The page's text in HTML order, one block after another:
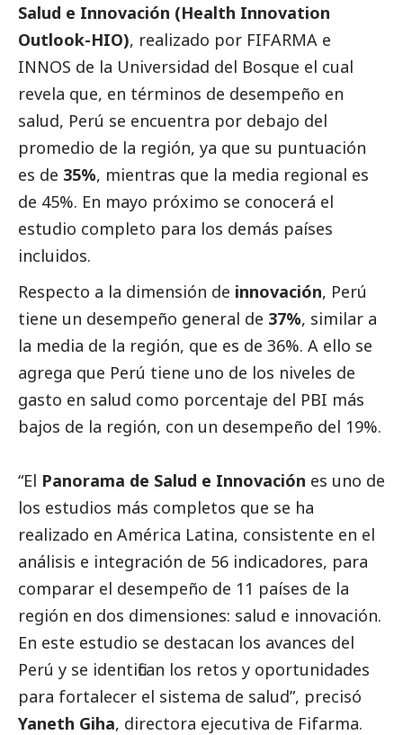
Salud e Innovación (Health Innovation
Outlook-HIO), realizado por FIFARMA e
INNOS de la Universidad del Bosque el cual
revela que, en términos de desempeño en
salud, Perú se encuentra por debajo del
promedio de la región, ya que su puntuación
es de 35%, mientras que la media regional es
de 45%. En mayo próximo se conocerá el
estudio completo para los demás países
incluidos.
Respecto a la dimensión de innovación, Perú
tiene un desempeño general de 37%, similar a
la media de la región, que es de 36%. A ello se
agrega que Perú tiene uno de los niveles de
gasto en salud como porcentaje del PBI más
bajos de la región, con un desempeño del 19%.
“El Panorama de Salud e Innovación es uno de
los estudios más completos que se ha
realizado en América Latina, consistente en el
análisis e integración de 56 indicadores, para
comparar el desempeño de 11 países de la
región en dos dimensiones: salud e innovación.
En este estudio se destacan los avances del
Perú y se identifican los retos y oportunidades
para fortalecer el sistema de salud”, precisó
Yaneth Giha, directora ejecutiva de Fifarma.